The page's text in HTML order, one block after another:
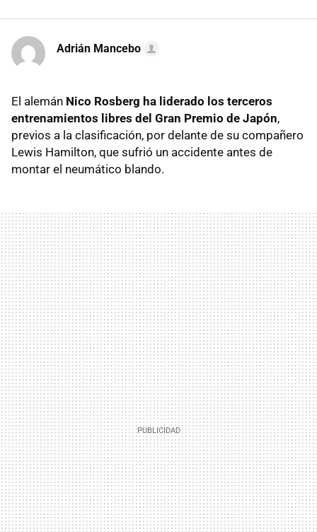
Adrián Mancebo
El alemán Nico Rosberg ha liderado los terceros
entrenamientos libres del Gran Premio de Japón,
previos a la clasificación, por delante de su compañero
Lewis Hamilton, que sufrió un accidente antes de
montar el neumático blando.